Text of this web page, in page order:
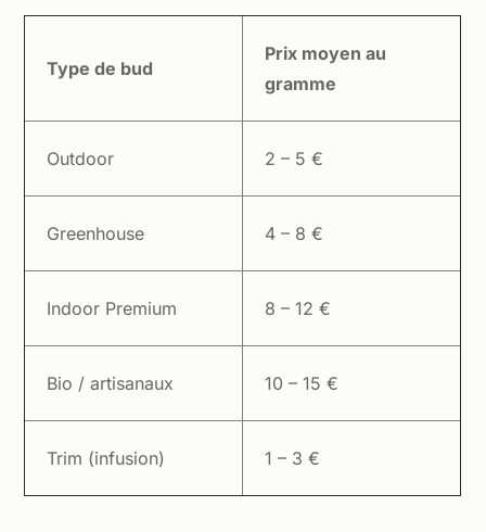
Type de bud
Prix moyen au
gramme
Outdoor 2 – 5 €
Greenhouse 4 – 8 €
Indoor Premium 8 – 12 €
Bio / artisanaux 10 – 15 €
Trim (infusion) 1 – 3 €